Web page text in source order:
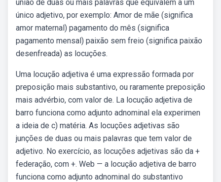
união de duas ou mais palavras que equivalem a um
único adjetivo, por exemplo: Amor de mãe (significa
amor maternal) pagamento do mês (significa
pagamento mensal) paixão sem freio (significa paixão
desenfreada) as locuções.
Uma locução adjetiva é uma expressão formada por
preposição mais substantivo, ou raramente preposição
mais advérbio, com valor de. La locução adjetiva de
barro funciona como adjunto adnominal ela experimen
a ideia de c) matéria. As locuções adjetivas são
junções de duas ou mais palavras que tem valor de
adjetivo. No exercício, as locuções adjetivas são da +
federação, com +. Web — a locução adjetiva de barro
funciona como adjunto adnominal do substantivo